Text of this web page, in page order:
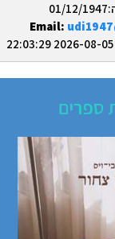
Email:
ספרים